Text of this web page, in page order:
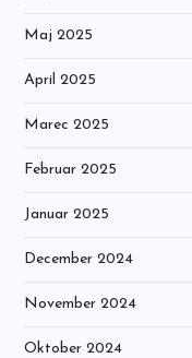
Maj 2025
April 2025
Marec 2025
Februar 2025
Januar 2025
December 2024
November 2024
Oktober 2024